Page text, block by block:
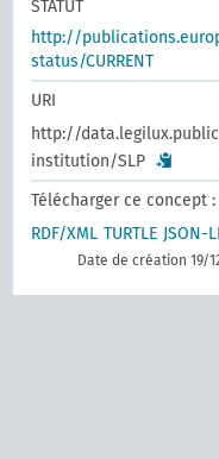
STATUT
http://
status/CURRENT
URI
http://
institution/SLP
Télécharger ce concept :
RDF/XML TURTLE JSON-
Date de création 19/